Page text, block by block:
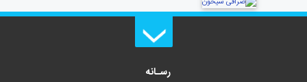
رسـانه